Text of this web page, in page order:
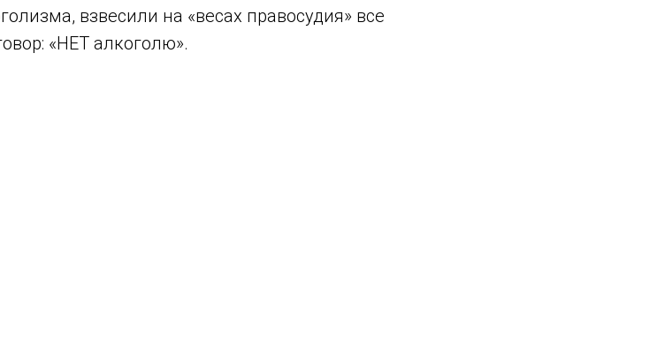
взвесили на «весах правосудия» все
«НЕТ алкоголю».